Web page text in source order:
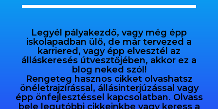
Legyél pályakezdő, vagy még épp
iskolapadban ülő, de már tervezed a
karriered, vagy épp elvesztél az
álláskeresés útvesztőjében, akkor ez a
blog neked szól!
Rengeteg hasznos cikket olvashatsz
önéletrajzírással, állásinterjúzással vagy
épp önfejlesztéssel kapcsolatban. Olvass
bele legutóbbi cikkeinkbe vagy keress a